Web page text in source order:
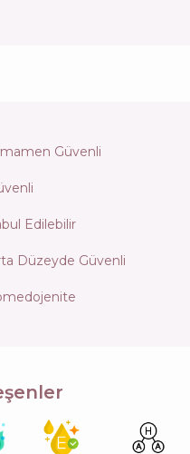
Güvenli
Edilebilir
Düzeyde Güvenli